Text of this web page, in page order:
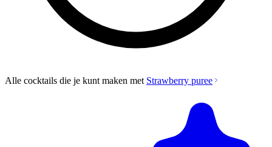
Alle cocktails die je kunt maken met Strawberry puree